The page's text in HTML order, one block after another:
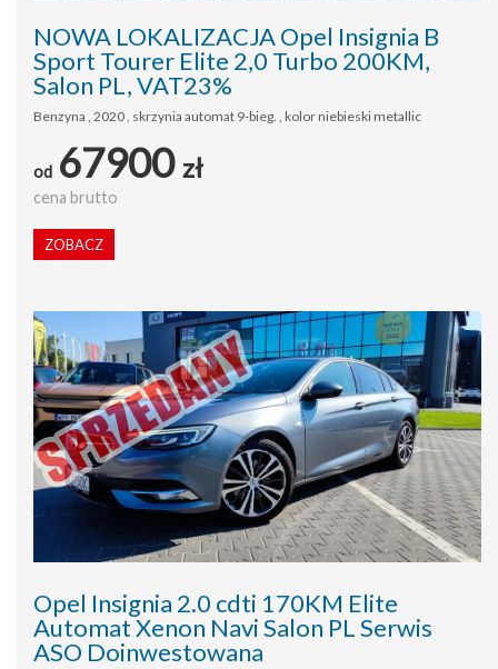
NOWA LOKALIZACJA Opel Insignia B
Sport Tourer Elite 2,0 Turbo 200KM,
Salon PL, VAT23%
Benzyna , 2020 , skrzynia automat 9-bieg. , kolor niebieski metallic
od 67900 zł
cena brutto
ZOBACZ
Opel Insignia 2.0 cdti 170KM Elite
Automat Xenon Navi Salon PL Serwis
ASO Doinwestowana